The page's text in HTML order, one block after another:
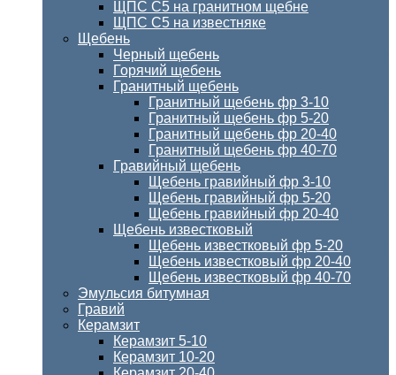
ЩПС С5 на гранитном щебне
ЩПС С5 на известняке
Щебень
Черный щебень
Горячий щебень
Гранитный щебень
Гранитный щебень фр 3-10
Гранитный щебень фр 5-20
Гранитный щебень фр 20-40
Гранитный щебень фр 40-70
Гравийный щебень
Щебень гравийный фр 3-10
Щебень гравийный фр 5-20
Щебень гравийный фр 20-40
Щебень известковый
Щебень известковый фр 5-20
Щебень известковый фр 20-40
Щебень известковый фр 40-70
Эмульсия битумная
Гравий
Керамзит
Керамзит 5-10
Керамзит 10-20